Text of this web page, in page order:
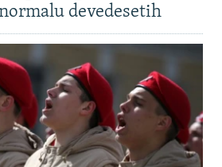
devedesetih